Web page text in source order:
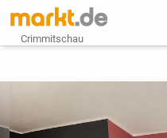
Crimmitschau